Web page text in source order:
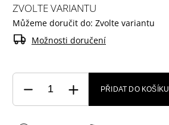
ZVOLTE VARIANTU
Můžeme doručit do: Zvolte variantu
Možnosti doručení
PŘIDAT DO KOŠÍKU